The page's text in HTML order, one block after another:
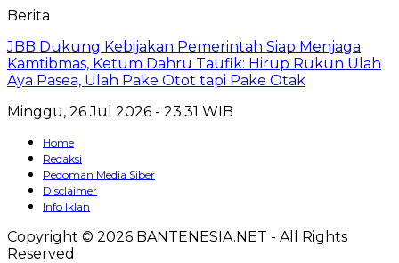
Berita
JBB Dukung Kebijakan Pemerintah Siap Menjaga
Kamtibmas, Ketum Dahru Taufik: Hirup Rukun Ulah
Aya Pasea, Ulah Pake Otot tapi Pake Otak
Minggu, 26 Jul 2026 - 23:31 WIB
Home
Redaksi
Pedoman Media Siber
Disclaimer
Info Iklan
Copyright © 2026 BANTENESIA.NET - All Rights
Reserved